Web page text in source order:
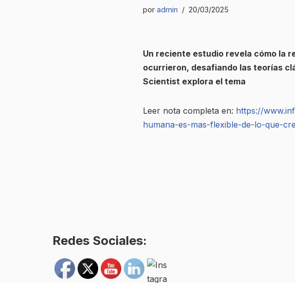
por admin 20/03/2025
Un reciente estudio revela cómo la
ocurrieron, desafiando las teorías
Scientist explora el tema
Leer nota completa en: https://
humana-es-mas-flexible-de-lo-que-
Redes Sociales: